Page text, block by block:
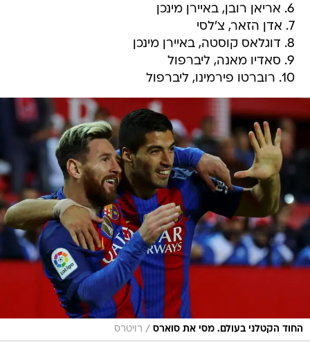
6. אריאן רובן, באיירן מינכן
7. אדן הזאר, צ'לסי
8. דוגלאס קוסטה, באיירן מינכן
9. סאדיו מאנה, ליברפול
10. רוברטו פירמינו, ליברפול
החוד הקטלני בעולם. מסי את סוארס / רויטרס